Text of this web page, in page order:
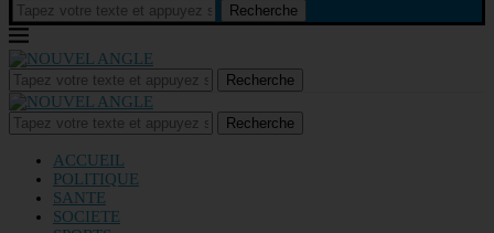
Recherche
Recherche
Recherche
ACCUEIL
POLITIQUE
SANTE
SOCIETE